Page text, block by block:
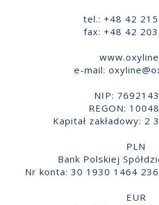
tel.: +48 42
fax: +48 42
e-mail:
NIP:
REGON:
Kapitał zakładowy: 2
PLN
Bank Polskiej
Nr konta: 30 1930 1464
EUR